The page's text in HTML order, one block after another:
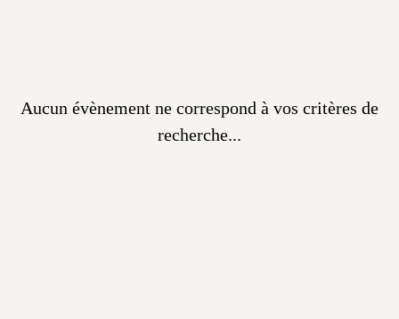
Aucun évènement ne correspond à vos critères de
recherche...